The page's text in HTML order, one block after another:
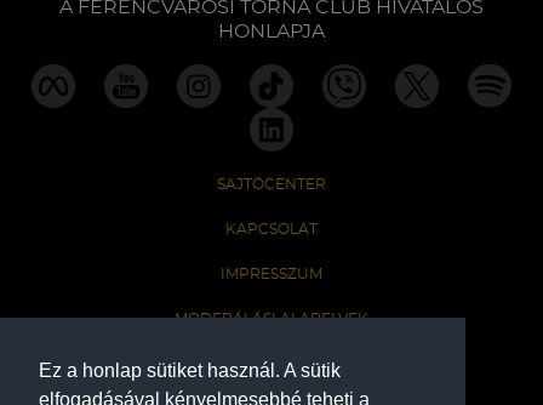
Ez a honlap sütiket használ. A sütik
elfogadásával kényelmesebbé teheti a
A FERENCVÁROSI TORNA CLUB HIVATALOS
HONLAPJA
SAJTÓCENTER
KAPCSOLAT
IMPRESSZUM
MODERÁLÁSI ALAPELVEK
HONLAP ADATKEZELÉSI TÁJÉKOZTATÓ